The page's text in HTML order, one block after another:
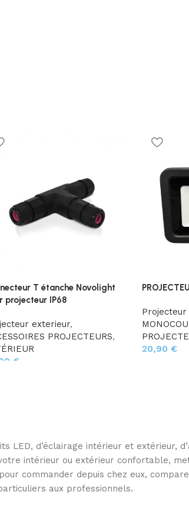
T étanche Novolight
projecteur IP68
exterieur,
PROJECTEURS,
€
20,90 €
d’éclairage intérieur et extérieur,
intérieur ou extérieur confortable,
commander depuis chez eux,
aux professionnels.